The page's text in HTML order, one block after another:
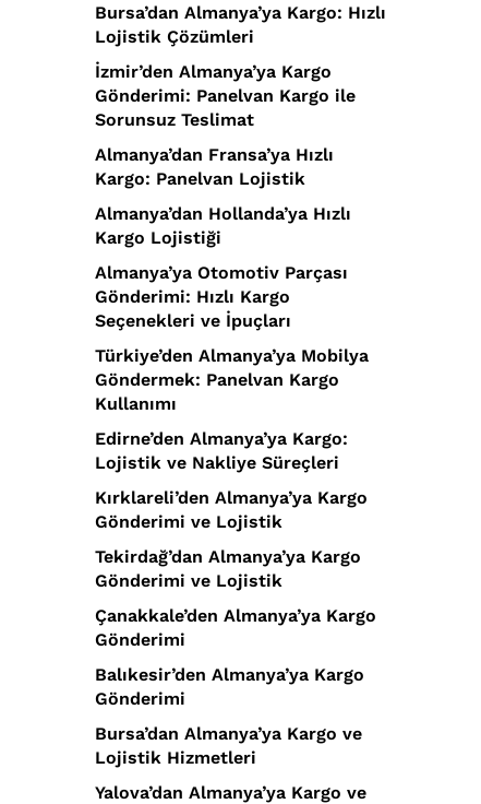
Bursa’dan Almanya’ya Kargo: Hızlı
Lojistik Çözümleri
İzmir’den Almanya’ya Kargo
Gönderimi: Panelvan Kargo ile
Sorunsuz Teslimat
Almanya’dan Fransa’ya Hızlı
Kargo: Panelvan Lojistik
Almanya’dan Hollanda’ya Hızlı
Kargo Lojistiği
Almanya’ya Otomotiv Parçası
Gönderimi: Hızlı Kargo
Seçenekleri ve İpuçları
Türkiye’den Almanya’ya Mobilya
Göndermek: Panelvan Kargo
Kullanımı
Edirne’den Almanya’ya Kargo:
Lojistik ve Nakliye Süreçleri
Kırklareli’den Almanya’ya Kargo
Gönderimi ve Lojistik
Tekirdağ’dan Almanya’ya Kargo
Gönderimi ve Lojistik
Çanakkale’den Almanya’ya Kargo
Gönderimi
Balıkesir’den Almanya’ya Kargo
Gönderimi
Bursa’dan Almanya’ya Kargo ve
Lojistik Hizmetleri
Yalova’dan Almanya’ya Kargo ve